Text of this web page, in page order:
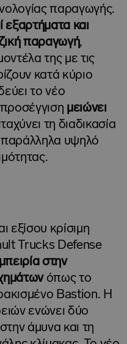
παραγωγής.
εξαρτήματα και
παραγωγή,
της με τις
κατά κύριο
το νέο
μειώνει
τη διαδικασία
παράλληλα υψηλό
εξίσου κρίσιμη
Trucks Defense
στην
όπως το
Bastion. Η
ενώνει δύο
άμυνα και τη